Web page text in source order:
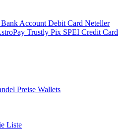
Bank Account Debit Card Neteller
Trustly Pix SPEI Credit Card
Preise Wallets
Liste